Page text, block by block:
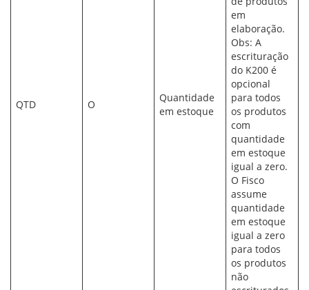
QTD O
Quantidade
em estoque
em
elaboração.
Obs: A
escrituração
do K200 é
opcional
para todos
os produtos
com
quantidade
em estoque
igual a zero.
O Fisco
assume
quantidade
em estoque
igual a zero
para todos
os produtos
não